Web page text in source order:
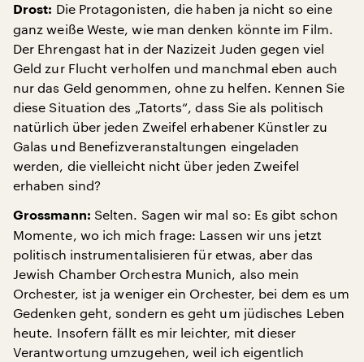
Drost: Die Protagonisten, die haben ja nicht so eine
ganz weiße Weste, wie man denken könnte im Film.
Der Ehrengast hat in der Nazizeit Juden gegen viel
Geld zur Flucht verholfen und manchmal eben auch
nur das Geld genommen, ohne zu helfen. Kennen Sie
diese Situation des „Tatorts“, dass Sie als politisch
natürlich über jeden Zweifel erhabener Künstler zu
Galas und Benefizveranstaltungen eingeladen
werden, die vielleicht nicht über jeden Zweifel
erhaben sind?
Grossmann: Selten. Sagen wir mal so: Es gibt schon
Momente, wo ich mich frage: Lassen wir uns jetzt
politisch instrumentalisieren für etwas, aber das
Jewish Chamber Orchestra Munich, also mein
Orchester, ist ja weniger ein Orchester, bei dem es um
Gedenken geht, sondern es geht um jüdisches Leben
heute. Insofern fällt es mir leichter, mit dieser
Verantwortung umzugehen, weil ich eigentlich